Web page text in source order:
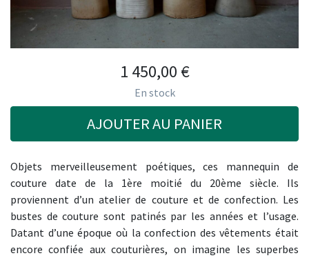
1 450,00 €
En stock
AJOUTER AU PANIER
Objets merveilleusement poétiques, ces mannequin de
couture date de la 1ère moitié du 20ème siècle. Ils
proviennent d’un atelier de couture et de confection. Les
bustes de couture sont patinés par les années et l’usage.
Datant d’une époque où la confection des vêtements était
encore confiée aux couturières, on imagine les superbes